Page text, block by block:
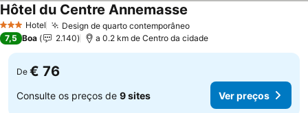
3 EstrelasHotel Design de quarto contemporâneoVer preços
Hôtel du Centre Annemasse
7,5 Boa 2.140 a 0.2 km de Centro da cidade
De € 76
Consulte os preços de 9 sites Ver preços